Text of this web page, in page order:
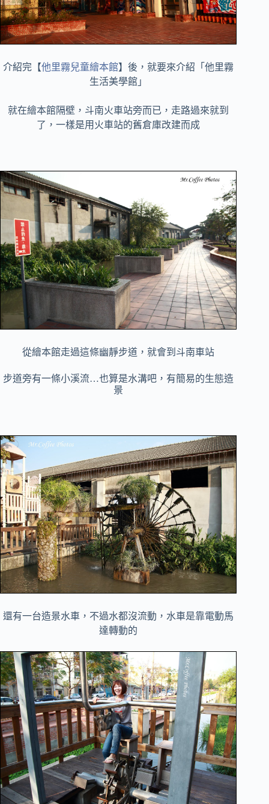
介紹完【他里霧兒童繪本館】後，就要來介紹「他里霧
生活美學館」
就在繪本館隔壁， 斗南火車站旁而已，走路過來就到
了，一樣是用火車站的舊倉庫改建而成
從繪本館走過這條幽靜步道，就會到斗南車站
步道旁有一條小溪流…也算是水溝吧，有簡易的生態造
景
還有一台造景水車，不過水都沒流動，水車是靠電動馬
達轉動的